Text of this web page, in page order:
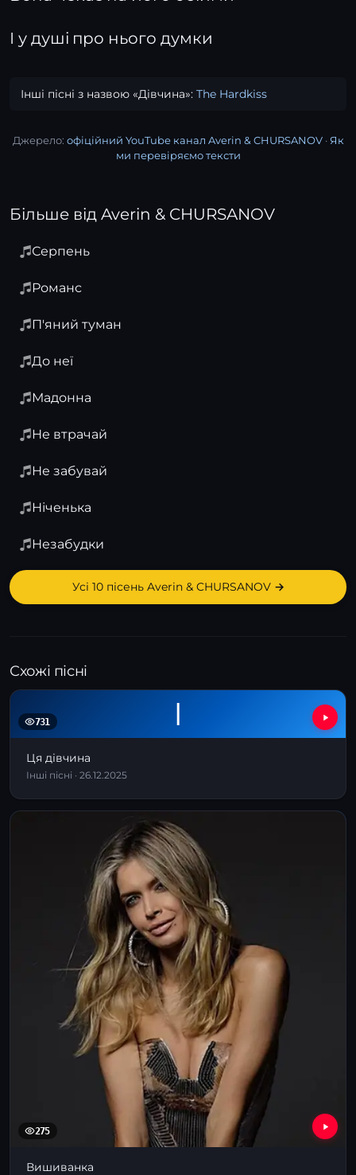
І у душі про нього думки
Інші пісні з назвою «Дівчина»: The Hardkiss
Джерело: офіційний YouTube канал Averin & CHURSANOV· Як
ми перевіряємо тексти
Більше від Averin & CHURSANOV
Серпень
Романс
П'яний туман
До неї
Мадонна
Не втрачай
Не забувай
Ніченька
Незабудки
Усі 10 пісень Averin & CHURSANOV →
Схожі пісні
І
731
Ця дівчина
Інші пісні · 26.12.2025
275
Вишиванка